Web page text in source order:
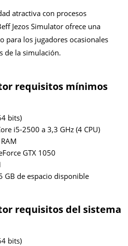
atractiva con procesos
Jezos Simulator ofrece una
para los jugadores ocasionales
de la simulación.
requisitos mínimos
bits)
i5-2500 a 3,3 GHz (4 CPU)
GTX 1050
GB de espacio disponible
requisitos del sistema
bits)